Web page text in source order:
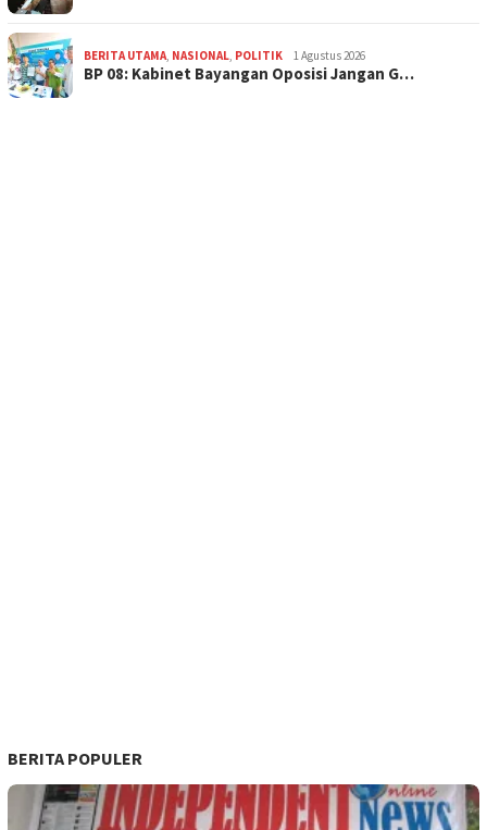
BERITA UTAMA NASIONAL POLITIK 1 Agustus 2026
BP 08: Kabinet Bayangan Oposisi Jangan G…
BERITA POPULER